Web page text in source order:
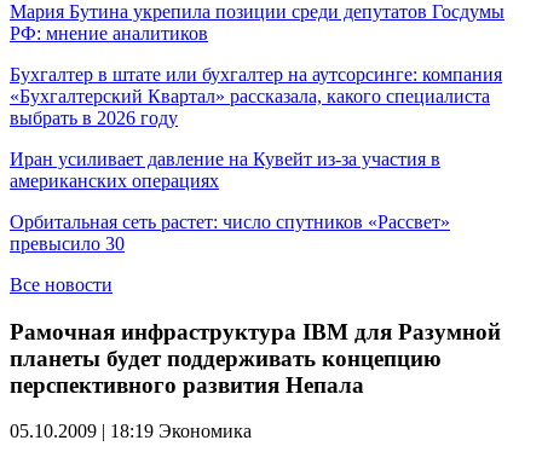
Мария Бутина укрепила позиции среди депутатов Госдумы
РФ: мнение аналитиков
Бухгалтер в штате или бухгалтер на аутсорсинге: компания
«Бухгалтерский Квартал» рассказала, какого специалиста
выбрать в 2026 году
Иран усиливает давление на Кувейт из-за участия в
американских операциях
Орбитальная сеть растет: число спутников «Рассвет»
превысило 30
Все новости
Рамочная инфраструктура IBM для Разумной
планеты будет поддерживать концепцию
перспективного развития Непала
05.10.2009 | 18:19 Экономика